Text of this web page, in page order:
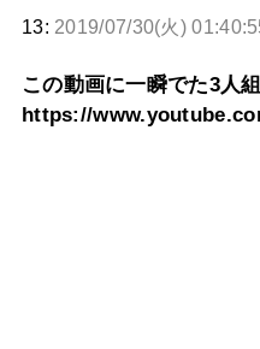
13: 2019/07/30(火)
この動画に一瞬でた3人
https://